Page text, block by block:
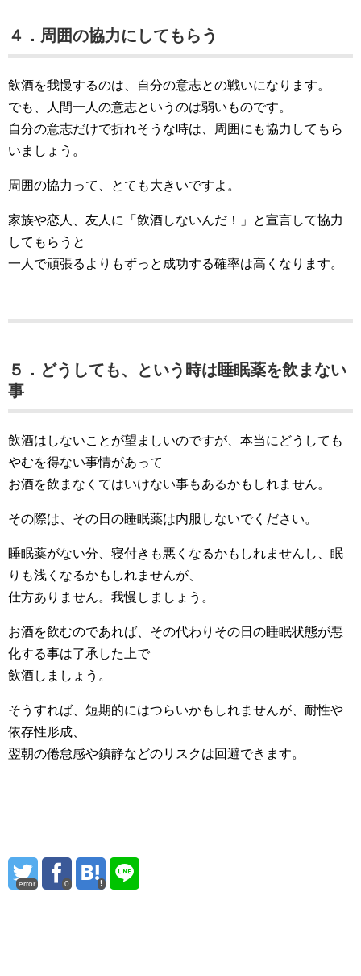
４．周囲の協力にしてもらう
飲酒を我慢するのは、自分の意志との戦いになります。
でも、人間一人の意志というのは弱いものです。
自分の意志だけで折れそうな時は、周囲にも協力してもら
いましょう。
周囲の協力って、とても大きいですよ。
家族や恋人、友人に「飲酒しないんだ！」と宣言して協力
してもらうと
一人で頑張るよりもずっと成功する確率は高くなります。
５．どうしても、という時は睡眠薬を飲まない
事
飲酒はしないことが望ましいのですが、本当にどうしても
やむを得ない事情があって
お酒を飲まなくてはいけない事もあるかもしれません。
その際は、その日の睡眠薬は内服しないでください。
睡眠薬がない分、寝付きも悪くなるかもしれませんし、眠
りも浅くなるかもしれませんが、
仕方ありません。我慢しましょう。
お酒を飲むのであれば、その代わりその日の睡眠状態が悪
化する事は了承した上で
飲酒しましょう。
そうすれば、短期的にはつらいかもしれませんが、耐性や
依存性形成、
翌朝の倦怠感や鎮静などのリスクは回避できます。
error 0